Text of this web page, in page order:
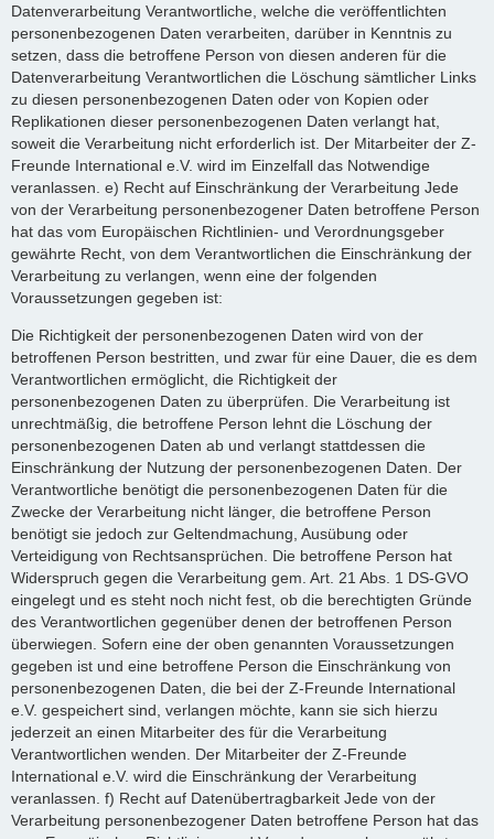
Datenverarbeitung Verantwortliche, welche die veröffentlichten
personenbezogenen Daten verarbeiten, darüber in Kenntnis zu
setzen, dass die betroffene Person von diesen anderen für die
Datenverarbeitung Verantwortlichen die Löschung sämtlicher Links
zu diesen personenbezogenen Daten oder von Kopien oder
Replikationen dieser personenbezogenen Daten verlangt hat,
soweit die Verarbeitung nicht erforderlich ist. Der Mitarbeiter der Z-
Freunde International e.V. wird im Einzelfall das Notwendige
veranlassen. e) Recht auf Einschränkung der Verarbeitung Jede
von der Verarbeitung personenbezogener Daten betroffene Person
hat das vom Europäischen Richtlinien- und Verordnungsgeber
gewährte Recht, von dem Verantwortlichen die Einschränkung der
Verarbeitung zu verlangen, wenn eine der folgenden
Voraussetzungen gegeben ist:
Die Richtigkeit der personenbezogenen Daten wird von der
betroffenen Person bestritten, und zwar für eine Dauer, die es dem
Verantwortlichen ermöglicht, die Richtigkeit der
personenbezogenen Daten zu überprüfen. Die Verarbeitung ist
unrechtmäßig, die betroffene Person lehnt die Löschung der
personenbezogenen Daten ab und verlangt stattdessen die
Einschränkung der Nutzung der personenbezogenen Daten. Der
Verantwortliche benötigt die personenbezogenen Daten für die
Zwecke der Verarbeitung nicht länger, die betroffene Person
benötigt sie jedoch zur Geltendmachung, Ausübung oder
Verteidigung von Rechtsansprüchen. Die betroffene Person hat
Widerspruch gegen die Verarbeitung gem. Art. 21 Abs. 1 DS-GVO
eingelegt und es steht noch nicht fest, ob die berechtigten Gründe
des Verantwortlichen gegenüber denen der betroffenen Person
überwiegen. Sofern eine der oben genannten Voraussetzungen
gegeben ist und eine betroffene Person die Einschränkung von
personenbezogenen Daten, die bei der Z-Freunde International
e.V. gespeichert sind, verlangen möchte, kann sie sich hierzu
jederzeit an einen Mitarbeiter des für die Verarbeitung
Verantwortlichen wenden. Der Mitarbeiter der Z-Freunde
International e.V. wird die Einschränkung der Verarbeitung
veranlassen. f) Recht auf Datenübertragbarkeit Jede von der
Verarbeitung personenbezogener Daten betroffene Person hat das